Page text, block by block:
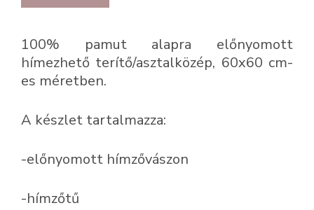
100% pamut alapra előnyomott
hímezhető terítő/asztalközép, 60x60 cm-
es méretben.
A készlet tartalmazza:
-előnyomott hímzővászon
-hímzőtű